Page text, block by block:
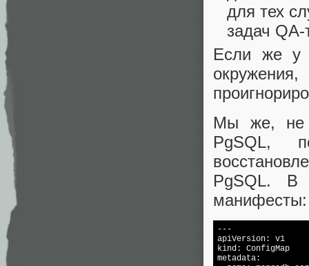
для тех
задач QA-
Если же у
Мы же, не
PgSQL,
PgSQL. В
манифесты:
---
apiVersion: v1
kind: ConfigMap
metadata: